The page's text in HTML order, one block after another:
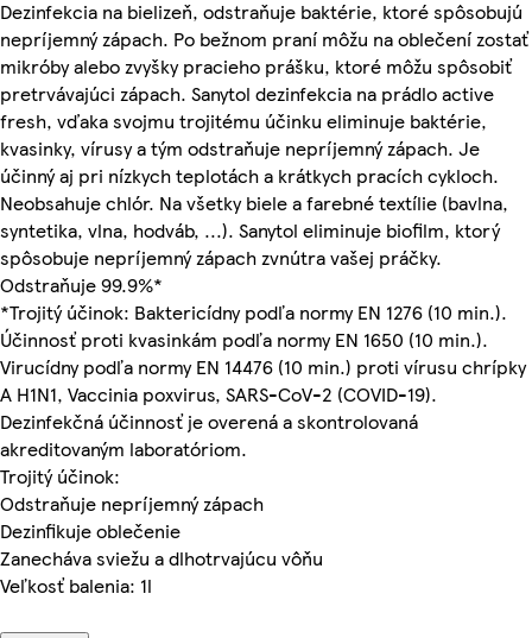
Dezinfekcia na bielizeň, odstraňuje baktérie, ktoré spôsobujú
nepríjemný zápach. Po bežnom praní môžu na oblečení zostať
mikróby alebo zvyšky pracieho prášku, ktoré môžu spôsobiť
pretrvávajúci zápach. Sanytol dezinfekcia na prádlo active
fresh, vďaka svojmu trojitému účinku eliminuje baktérie,
kvasinky, vírusy a tým odstraňuje nepríjemný zápach. Je
účinný aj pri nízkych teplotách a krátkych pracích cykloch.
Neobsahuje chlór. Na všetky biele a farebné textílie (bavlna,
syntetika, vlna, hodváb, ...). Sanytol eliminuje biofilm, ktorý
spôsobuje nepríjemný zápach zvnútra vašej práčky.
Odstraňuje 99.9%*
*Trojitý účinok: Baktericídny podľa normy EN 1276 (10 min.).
Účinnosť proti kvasinkám podľa normy EN 1650 (10 min.).
Virucídny podľa normy EN 14476 (10 min.) proti vírusu chrípky
A H1N1, Vaccinia poxvirus, SARS-CoV-2 (COVID-19).
Dezinfekčná účinnosť je overená a skontrolovaná
akreditovaným laboratóriom.
Trojitý účinok:
Odstraňuje nepríjemný zápach
Dezinfikuje oblečenie
Zanecháva sviežu a dlhotrvajúcu vôňu
Veľkosť balenia: 1l